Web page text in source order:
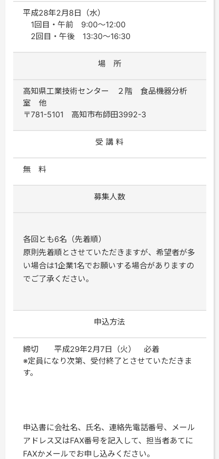
平成28年2月8日（水）
1回目・午前 9:00～12:00
2回目・午後 13:30～16:30
場 所
高知県工業技術センター ２階 食品機器分析
室 他
〒781-5101 高知市布師田3992-3
受 講 料
無 料
募集人数
各回とも6名（先着順）
原則先着順とさせていただきますが、希望者が多
い場合は1企業1名でお願いする場合がありますの
でご了承ください。
申込方法
締切 平成29年2月7日（火） 必着
※定員になり次第、受付終了とさせていただきま
す。
申込書に会社名、氏名、連絡先電話番号、メール
アドレス又はFAX番号を記入して、担当者あてに
FAXかメールでお申し込みください。